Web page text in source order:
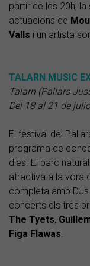
partir de les 20h,
actuacions de
Valls i un artista
TALARN MUSIC
Talarn (Pallars
Del 18 al 21 de
El festival del
programa de
dies. El parc
atractiva a la vora
completa amb
concerts els tres
The Tyets,
Figa Flawas.